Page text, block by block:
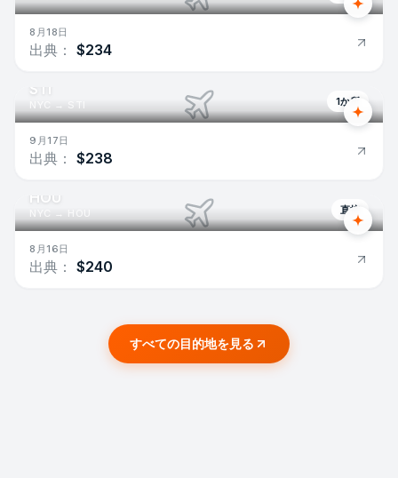
8月18日
出典： $234
STI
NYC → STI 1か所
9月17日
出典： $238
HOU
NYC → HOU 直接
8月16日
出典： $240
すべての目的地を見る